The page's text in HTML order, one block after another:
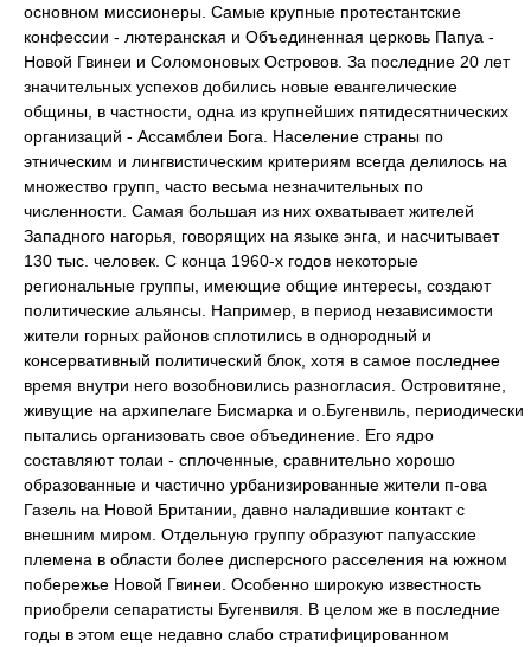
основном миссионеры. Самые крупные протестантские
конфессии - лютеранская и Объединенная церковь Папуа -
Новой Гвинеи и Соломоновых Островов. За последние 20 лет
значительных успехов добились новые евангелические
общины, в частности, одна из крупнейших пятидесятнических
организаций - Ассамблеи Бога. Население страны по
этническим и лингвистическим критериям всегда делилось на
множество групп, часто весьма незначительных по
численности. Самая большая из них охватывает жителей
Западного нагорья, говорящих на языке энга, и насчитывает
130 тыс. человек. С конца 1960-х годов некоторые
региональные группы, имеющие общие интересы, создают
политические альянсы. Например, в период независимости
жители горных районов сплотились в однородный и
консервативный политический блок, хотя в самое последнее
время внутри него возобновились разногласия. Островитяне,
живущие на архипелаге Бисмарка и о.Бугенвиль, периодически
пытались организовать свое объединение. Его ядро
составляют толаи - сплоченные, сравнительно хорошо
образованные и частично урбанизированные жители п-ова
Газель на Новой Британии, давно наладившие контакт с
внешним миром. Отдельную группу образуют папуасские
племена в области более дисперсного расселения на южном
побережье Новой Гвинеи. Особенно широкую известность
приобрели сепаратисты Бугенвиля. В целом же в последние
годы в этом еще недавно слабо стратифицированном